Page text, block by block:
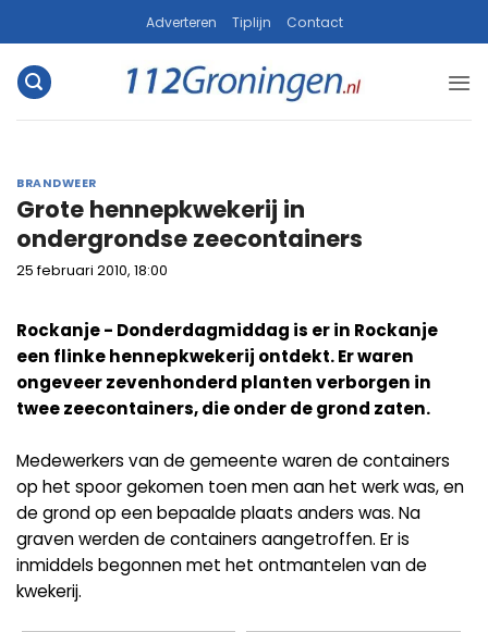
naar
inhoud
Adverteren Tiplijn Contact
BRANDWEER
Grote hennepkwekerij in
ondergrondse zeecontainers
25 februari 2010, 18:00
Rockanje - Donderdagmiddag is er in Rockanje
een flinke hennepkwekerij ontdekt. Er waren
ongeveer zevenhonderd planten verborgen in
twee zeecontainers, die onder de grond zaten.
Medewerkers van de gemeente waren de containers
op het spoor gekomen toen men aan het werk was, en
de grond op een bepaalde plaats anders was. Na
graven werden de containers aangetroffen. Er is
inmiddels begonnen met het ontmantelen van de
kwekerij.